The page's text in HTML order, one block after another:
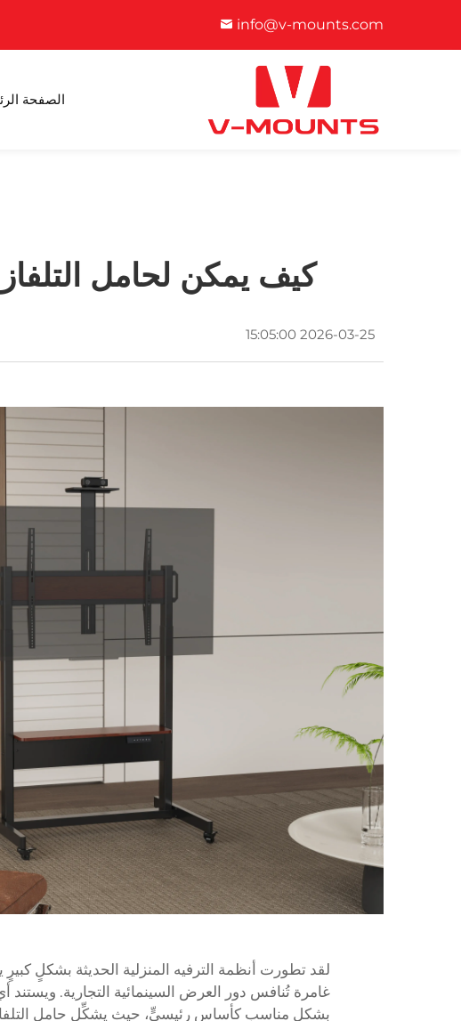
info@v-mounts.com
الصفحة
كيف يمكن لحامل
2026-03-25 15:05:00
لقد تطورت أنظمة الترفيه المنزلية الحديثة بشكلٍ
غامرة تُنافس دور العرض السينمائية التجارية. ويستند
بشكلٍ مناسبٍ كأساسٍ رئيسيٍّ، حيث يشكِّل حامل التلفاز